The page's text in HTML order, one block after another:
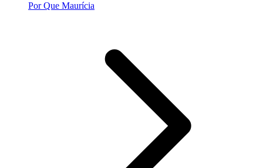
Por Que Maurícia